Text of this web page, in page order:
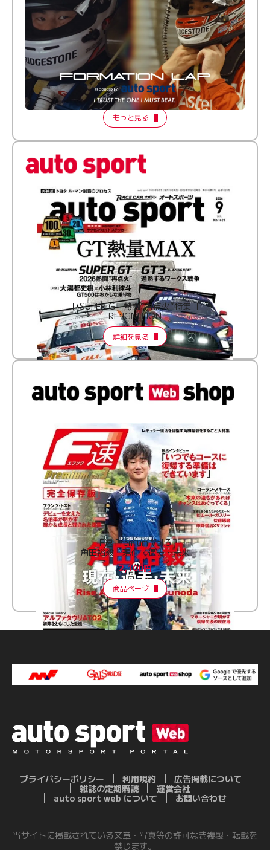
倒す相手を、信じてる。小林利徠斗 × 野村勇斗
【FORMATION LAP Produced by auto sport】
2026 Episode 2
もっと見る
［ SUPER GT 熱闘“再点火”特集 ］
RE:IGNITION
詳細を見る
F速 Premium Vol.3
角田裕毅 現在・過去・未来
2,100円
商品ページ
プライバシーポリシー 利用規約
広告掲載について
雑誌の定期購読
運営会社
auto sport web について
お問い合わせ
当サイトに掲載されている文章・写真等の許可なき複製・転載を
禁じます。